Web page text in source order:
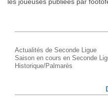
Actualités de Seconde Ligue
Saison en cours en Seconde
Historique/Palmarès